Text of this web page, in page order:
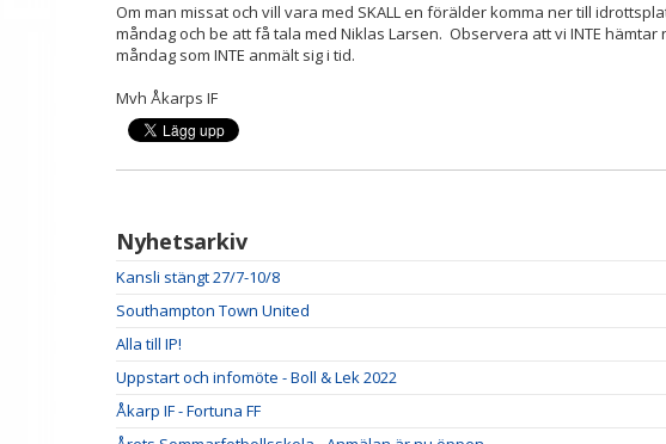
Om man missat och vill vara med SKALL en förälder komma ner till
måndag och be att få tala med Niklas Larsen. Observera att vi INTE
måndag som INTE anmält sig i tid.
Mvh Åkarps IF
Nyhetsarkiv
Kansli stängt 27/7-10/8
Southampton Town United
Alla till IP!
Uppstart och infomöte - Boll & Lek 2022
Åkarp IF - Fortuna FF